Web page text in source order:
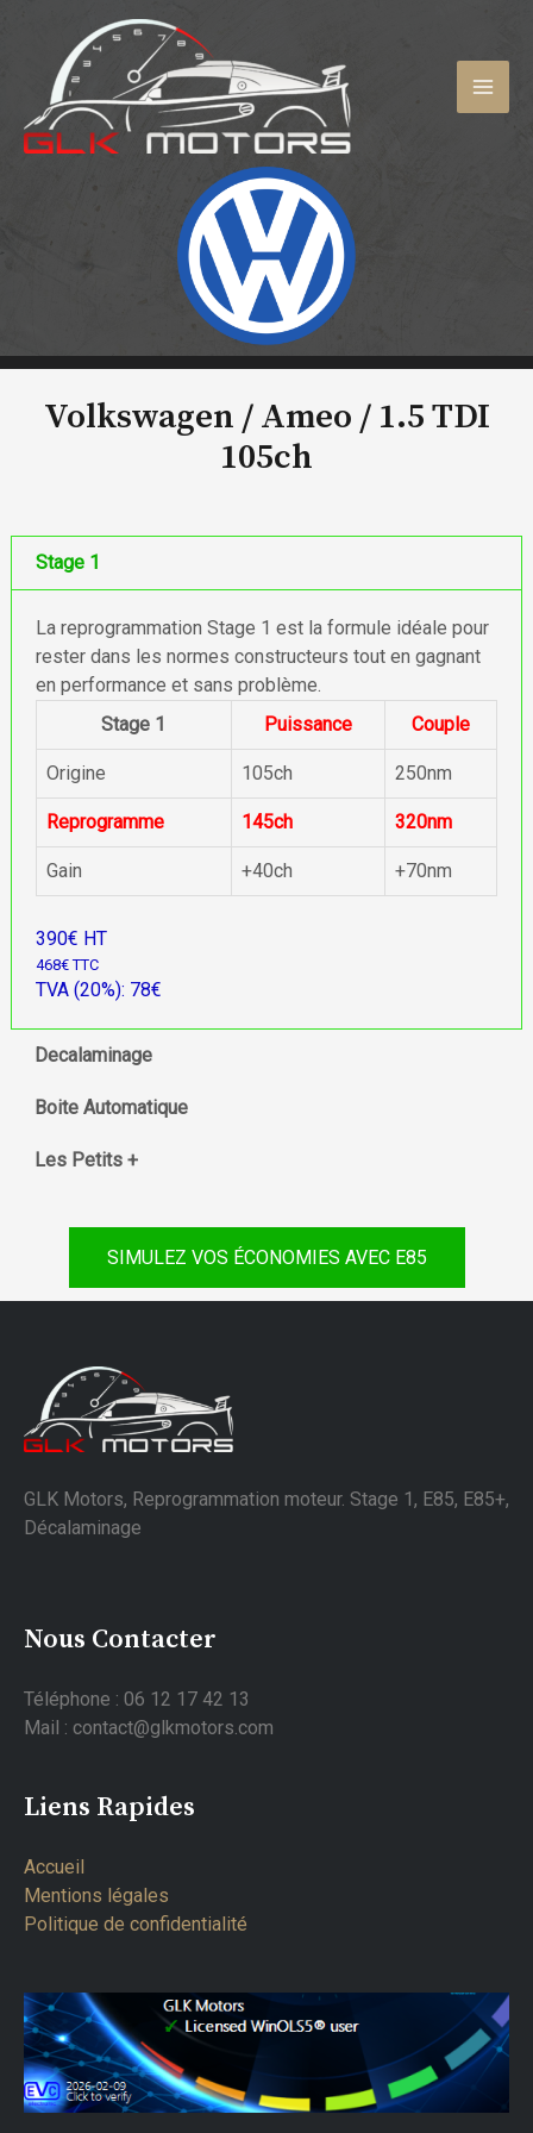
contenu
Volkswagen / Ameo / 1.5 TDI
105ch
Stage 1
La reprogrammation Stage 1 est la formule idéale pour
rester dans les normes constructeurs tout en gagnant
en performance et sans problème.
Stage 1
Puissance Couple
Origine 105ch 250nm
Reprogramme 145ch 320nm
Gain +40ch +70nm
390€ HT
468€ TTC
TVA (20%): 78€
Decalaminage
Boite Automatique
Les Petits +
SIMULEZ VOS ÉCONOMIES AVEC E85
GLK Motors, Reprogrammation moteur. Stage 1, E85, E85+,
Décalaminage
Nous Contacter
Téléphone : 06 12 17 42 13
Mail : contact@glkmotors.com
Liens Rapides
Accueil
Mentions légales
Politique de confidentialité